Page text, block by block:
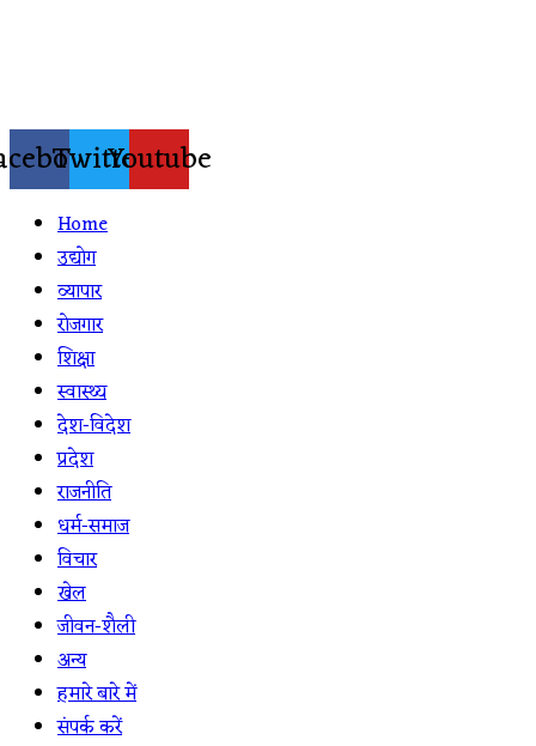
TwitterYoutube
Home
उद्योग
व्यापार
रोजगार
शिक्षा
स्वास्थ्य
देश-विदेश
प्रदेश
राजनीति
धर्म-समाज
विचार
खेल
जीवन-शैली
अन्य
हमारे बारे में
संपर्क करें